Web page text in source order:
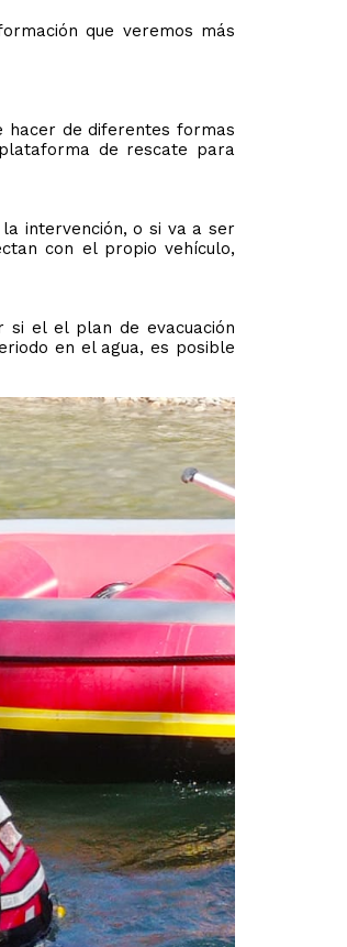
que veremos más
hacer de diferentes formas
de rescate para
intervención, o si va a ser
con el propio vehículo,
el el plan de evacuación
en el agua, es posible